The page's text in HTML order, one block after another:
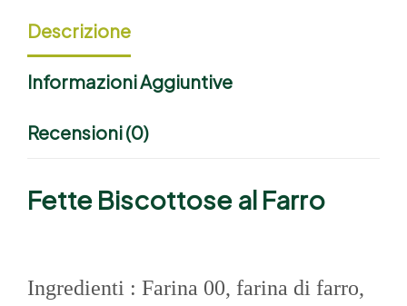
Descrizione
Informazioni Aggiuntive
Recensioni (0)
Fette Biscottose al Farro
Ingredienti : Farina 00, farina di farro,